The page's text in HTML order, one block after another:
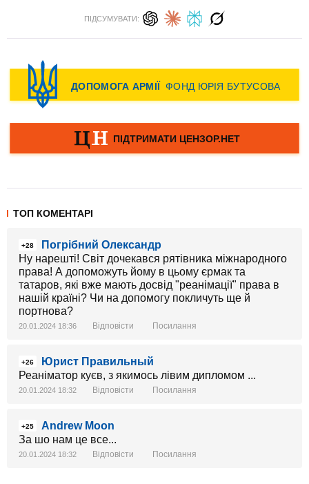
ПІДСУМУВАТИ:
ТОП КОМЕНТАРІ
+28
Погрібний Олександр
Ну нарешті! Світ дочекався рятівника міжнародного
права! А допоможуть йому в цьому єрмак та
татаров, які вже мають досвід "реанімації" права в
нашій країні? Чи на допомогу покличуть ще й
портнова?
20.01.2024 18:36 Відповісти Посилання
+26
Юрист Правильный
Реаніматор куєв, з якимось лівим дипломом ...
20.01.2024 18:32 Відповісти Посилання
+25
Andrew Moon
За шо нам це все...
20.01.2024 18:32 Відповісти Посилання